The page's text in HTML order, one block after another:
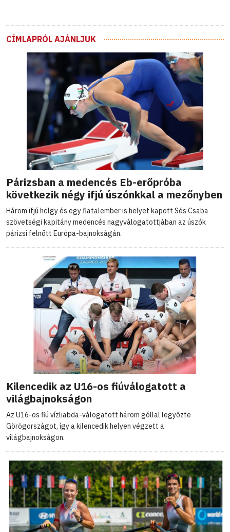
CÍMLAPRÓL AJÁNLJUK
Párizsban a medencés Eb-erőpróba
következik négy ifjú úszónkkal a mezőnyben
Három ifjú hölgy és egy fiatalember is helyet kapott Sós Csaba
szövetségi kapitány medencés nagyválogatottjában az úszók
párizsi felnőtt Európa-bajnokságán.
Kilencedik az U16-os fiúválogatott a
világbajnokságon
Az U16-os fiú vízliabda-válogatott három góllal legyőzte
Görögországot, így a kilencedik helyen végzett a
világbajnokságon.